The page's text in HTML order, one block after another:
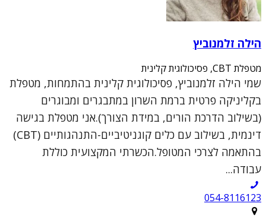
הילה זלמנוביץ
מטפלת CBT, פסיכולוגית קלינית
שמי הילה זלמנוביץ, פסיכולוגית קלינית בהתמחות, מטפלת
בקליניקה פרטית ברמת השרון במתבגרים ומבוגרים
(בשילוב הדרכת הורים, במידת הצורך).אני מטפלת בגישה
דינמית, בשילוב עם כלים קוגניטיביים-התנהגותיים (CBT)
בהתאמה לצרכי המטופל.הכשרתי המקצועית כוללת
עבודה...
054-8116123